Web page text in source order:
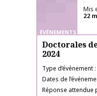
ÉVÉNEMENTS
Mis
22
Doctorales
2024
Type d’événement
Dates de
Réponse attendue